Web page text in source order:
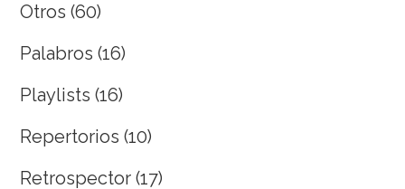
Otros (60)
Palabros (16)
Playlists (16)
Repertorios (10)
Retrospector (17)